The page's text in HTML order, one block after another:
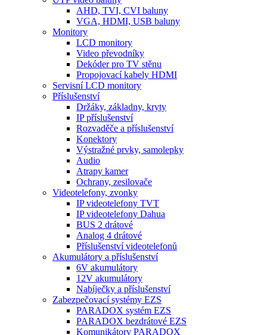
AHD, TVI, CVI baluny
VGA, HDMI, USB baluny
Monitory
LCD monitory
Video převodníky
Dekóder pro TV stěnu
Propojovací kabely HDMI
Servisní LCD monitory
Příslušenství
Držáky, základny, kryty
IP příslušenství
Rozvaděče a příslušenství
Konektory
Výstražné prvky, samolepky
Audio
Atrapy kamer
Ochrany, zesilovače
Videotelefony, zvonky
IP videotelefony TVT
IP videotelefony Dahua
BUS 2 drátové
Analog 4 drátové
Příslušenství videotelefonů
Akumulátory a příslušenství
6V akumulátory
12V akumulátory
Nabíječky a příslušenství
Zabezpečovací systémy EZS
PARADOX systém EZS
PARADOX bezdrátové EZS
Komunikátory PARADOX